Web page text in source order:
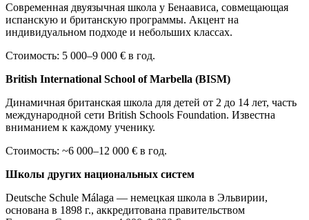
Современная двуязычная школа у Бенаависа, совмещающая
испанскую и британскую программы. Акцент на
индивидуальном подходе и небольших классах.
Стоимость: 5 000–9 000 € в год.
British International School of Marbella (BISM)
Динамичная британская школа для детей от 2 до 14 лет, часть
международной сети British Schools Foundation. Известна
вниманием к каждому ученику.
Стоимость: ~6 000–12 000 € в год.
Школы других национальных систем
Deutsche Schule Málaga — немецкая школа в Эльвирии,
основана в 1898 г., аккредитована правительством